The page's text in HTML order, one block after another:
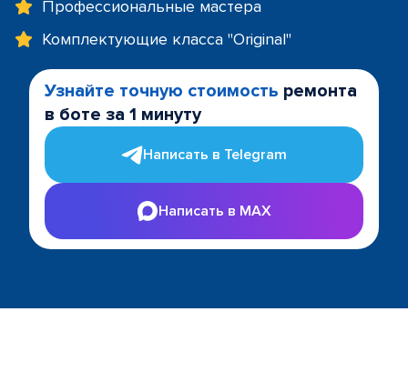
Профессиональные мастера
Комплектующие класса "Original"
Узнайте точную стоимость ремонта
в боте за 1 минуту
Написать в Telegram
Написать в MAX